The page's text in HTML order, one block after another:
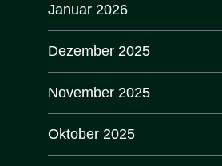
Januar 2026
Dezember 2025
November 2025
Oktober 2025